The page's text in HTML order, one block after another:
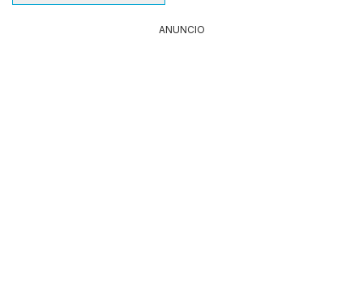
ANUNCIO